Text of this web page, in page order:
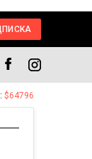
$64796